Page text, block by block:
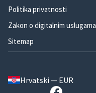
Politika privatnosti
Zakon o digitalnim uslugama
Sitemap
Hrvatski — EUR